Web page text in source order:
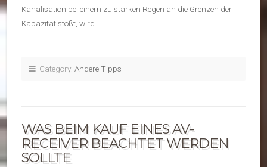
Kanalisation bei einem zu starken Regen an die Grenzen der
Kapazität stößt, wird…
Category: Andere Tipps
WAS BEIM KAUF EINES AV-
RECEIVER BEACHTET WERDEN
SOLLTE